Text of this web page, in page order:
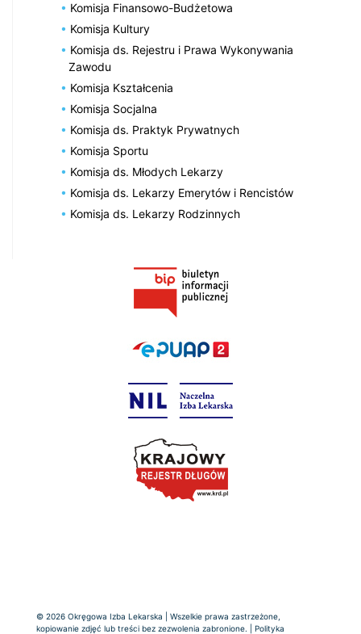
Komisja Finansowo-Budżetowa
Komisja Kultury
Komisja ds. Rejestru i Prawa Wykonywania
Zawodu
Komisja Kształcenia
Komisja Socjalna
Komisja ds. Praktyk Prywatnych
Komisja Sportu
Komisja ds. Młodych Lekarzy
Komisja ds. Lekarzy Emerytów i Rencistów
Komisja ds. Lekarzy Rodzinnych
© 2026 Okręgowa Izba Lekarska | Wszelkie prawa zastrzeżone,
kopiowanie zdjęć lub treści bez zezwolenia zabronione. | Polityka